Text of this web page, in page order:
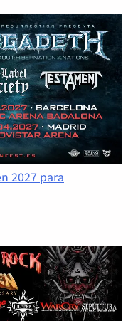
2027 para